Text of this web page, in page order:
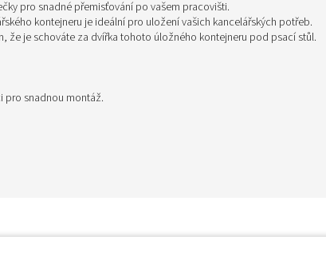
pro snadné přemisťování po vašem pracovišti.
kontejneru je ideální pro uložení vašich kancelářských potřeb.
že je schováte za dvířka tohoto úložného kontejneru pod psací stůl.
pro snadnou montáž.